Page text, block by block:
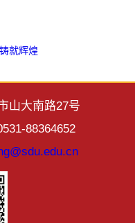
就辉煌
山大南路27号
88364652